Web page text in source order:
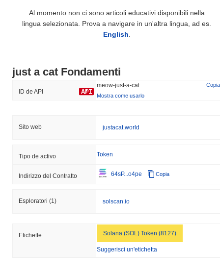
Al momento non ci sono articoli educativi disponibili nella
lingua selezionata. Prova a navigare in un'altra lingua, ad es.
English.
just a cat Fondamenti
ID de API
meow-just-a-cat
Copia
Mostra come usarlo
Sito web justacat.world
Tipo de activo Token
Indirizzo del Contratto 64sP...o4pe Copia
Esploratori (1) solscan.io
Etichette Solana (SOL) Token (8127)
Suggerisci un'etichetta